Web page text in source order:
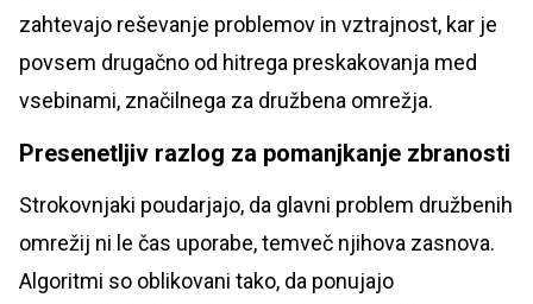
zahtevajo reševanje problemov in vztrajnost, kar je
povsem drugačno od hitrega preskakovanja med
vsebinami, značilnega za družbena omrežja.
Presenetljiv razlog za pomanjkanje zbranosti
Strokovnjaki poudarjajo, da glavni problem družbenih
omrežij ni le čas uporabe, temveč njihova zasnova.
Algoritmi so oblikovani tako, da ponujajo